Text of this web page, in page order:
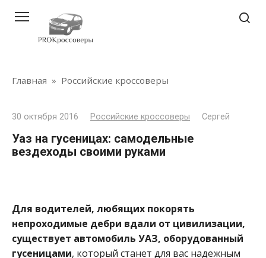
контенту
Главная » Российские кроссоверы
30 октября 2016 Российские кроссоверы Сергей
Уаз на гусеницах: самодельные
вездеходы своими руками
Для водителей, любящих покорять
непроходимые дебри вдали от цивилизации,
существует автомобиль УАЗ, оборудованный
гусеницами, который станет для вас надежным